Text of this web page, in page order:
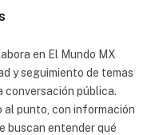
en El Mundo MX
y seguimiento de temas
conversación pública.
punto, con información
buscan entender qué